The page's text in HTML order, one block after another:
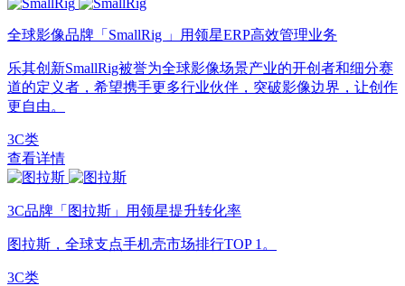
全球影像品牌「SmallRig 」用领星ERP高效管理业务
乐其创新SmallRig被誉为全球影像场景产业的开创者和细分赛
道的定义者，希望携手更多行业伙伴，突破影像边界，让创作
更自由。
3C类
查看详情
3C品牌「图拉斯」用领星提升转化率
图拉斯，全球支点手机壳市场排行TOP 1。
3C类